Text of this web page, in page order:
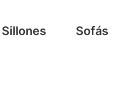
Sillones Sofás